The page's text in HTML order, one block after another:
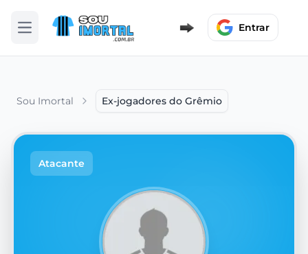
Abrir menu Entrar
Sou Imortal Ex-jogadores do Grêmio
Atacante